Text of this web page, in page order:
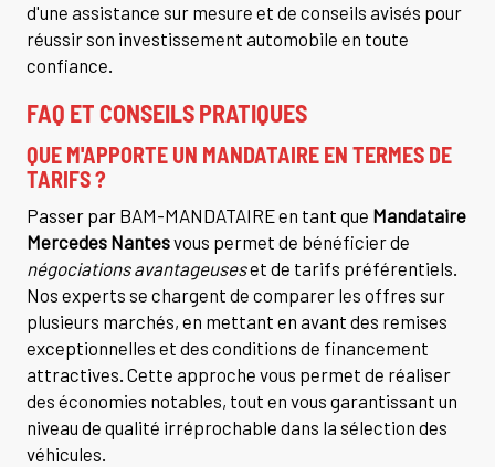
d'une assistance sur mesure et de conseils avisés pour
réussir son investissement automobile en toute
confiance.
FAQ ET CONSEILS PRATIQUES
QUE M'APPORTE UN MANDATAIRE EN TERMES DE
TARIFS ?
Passer par BAM-MANDATAIRE en tant que Mandataire
Mercedes Nantesvous permet de bénéficier de
négociations avantageuseset de tarifs préférentiels.
Nos experts se chargent de comparer les offres sur
plusieurs marchés, en mettant en avant des remises
exceptionnelles et des conditions de financement
attractives. Cette approche vous permet de réaliser
des économies notables, tout en vous garantissant un
niveau de qualité irréprochable dans la sélection des
véhicules.